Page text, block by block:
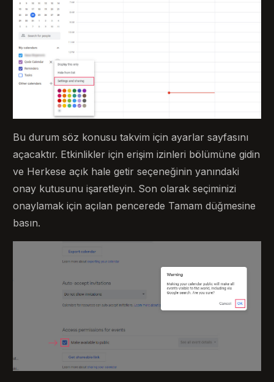
Bu durum söz konusu takvim için ayarlar sayfasını
açacaktır. Etkinlikler için erişim izinleri bölümüne gidin
ve Herkese açık hale getir seçeneğinin yanındaki
onay kutusunu işaretleyin. Son olarak seçiminizi
onaylamak için açılan pencerede Tamam düğmesine
basın.